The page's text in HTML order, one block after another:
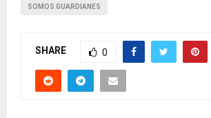
SOMOS GUARDIANES
SHARE 0